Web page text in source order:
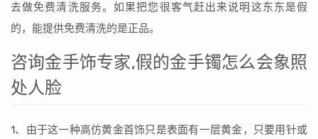
去做免费清洗服务。如果把您很客气赶出来说明这东东是假
的，能提供免费清洗的是正品。
咨询金手饰专家,假的金手镯怎么会象照
处人脸
1、由于这一种高仿黄金首饰只是表面有一层黄金，只要用针或